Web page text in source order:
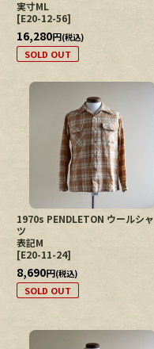
実寸ML
[E20-12-56]
16,280円(税込)
SOLD OUT
1970s PENDLETON ウールシャ
ツ
表記M
[E20-11-24]
8,690円(税込)
SOLD OUT